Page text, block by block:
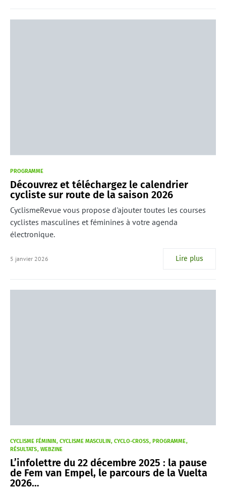
PROGRAMME
Découvrez et téléchargez le calendrier
cycliste sur route de la saison 2026
CyclismeRevue vous propose d'ajouter toutes les courses
cyclistes masculines et féminines à votre agenda
électronique.
5 janvier 2026 Lire plus
CYCLISME FÉMININ CYCLISME MASCULIN CYCLO-CROSS
PROGRAMME
RÉSULTATS WEBZINE
L’infolettre du 22 décembre 2025 : la pause
de Fem van Empel, le parcours de la Vuelta
2026…